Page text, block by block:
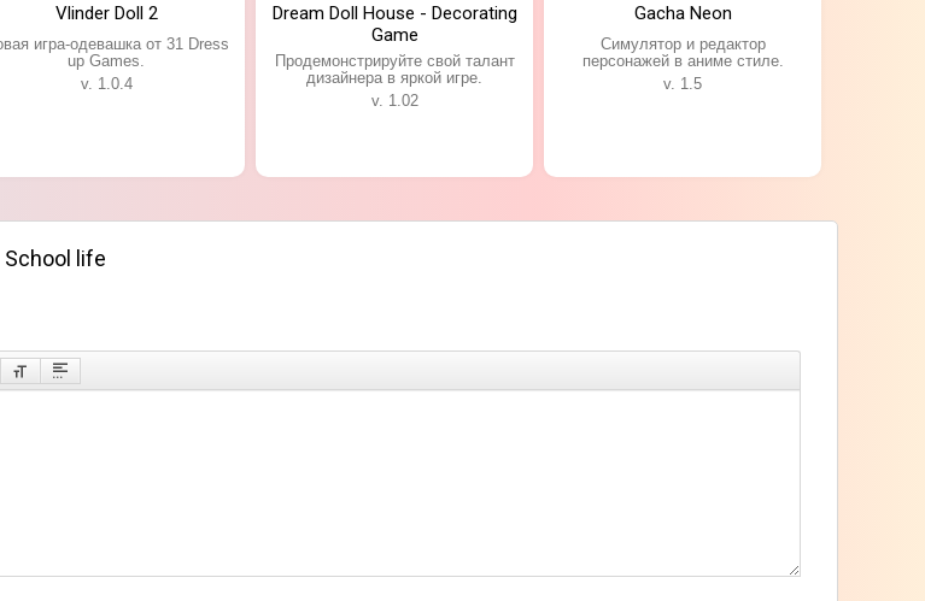
Vlinder Doll 2
игра-одевашка от 31 Dress
up Games.
v. 1.0.4
Dream Doll House - Decorating
Game
Продемонстрируйте свой талант
дизайнера в яркой игре.
v. 1.02
Gacha Neon
Симулятор и редактор
персонажей в аниме стиле.
v. 1.5
School life